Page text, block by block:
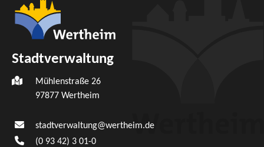
Stadtverwaltung
Mühlenstraße 26
97877 Wertheim
stadtverwaltung@wertheim.de
(0 93 42) 3 01-0